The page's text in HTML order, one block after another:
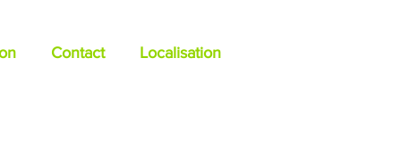
Contact Localisation